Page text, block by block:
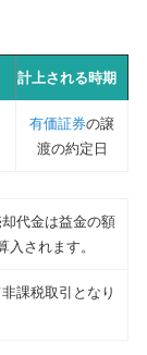
計上される時期
有価証券の譲
渡の約定日
代金は益金の額
入されます。
課税取引となり